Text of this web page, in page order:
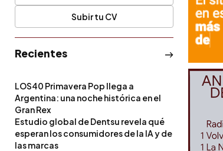
Subir tu CV
Recientes
LOS40 Primavera Pop llega a
Argentina: una noche histórica en el
Gran Rex
Estudio global de Dentsu revela qué
esperan los consumidores de la IA y de
las marcas